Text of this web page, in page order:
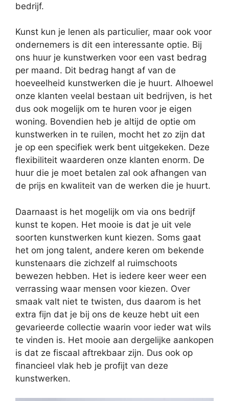
bedrijf.
Kunst kun je lenen als particulier, maar ook voor
ondernemers is dit een interessante optie. Bij
ons huur je kunstwerken voor een vast bedrag
per maand. Dit bedrag hangt af van de
hoeveelheid kunstwerken die je huurt. Alhoewel
onze klanten veelal bestaan uit bedrijven, is het
dus ook mogelijk om te huren voor je eigen
woning. Bovendien heb je altijd de optie om
kunstwerken in te ruilen, mocht het zo zijn dat
je op een specifiek werk bent uitgekeken. Deze
flexibiliteit waarderen onze klanten enorm. De
huur die je moet betalen zal ook afhangen van
de prijs en kwaliteit van de werken die je huurt.
Daarnaast is het mogelijk om via ons bedrijf
kunst te kopen. Het mooie is dat je uit vele
soorten kunstwerken kunt kiezen. Soms gaat
het om jong talent, andere keren om bekende
kunstenaars die zichzelf al ruimschoots
bewezen hebben. Het is iedere keer weer een
verrassing waar mensen voor kiezen. Over
smaak valt niet te twisten, dus daarom is het
extra fijn dat je bij ons de keuze hebt uit een
gevarieerde collectie waarin voor ieder wat wils
te vinden is. Het mooie aan dergelijke aankopen
is dat ze fiscaal aftrekbaar zijn. Dus ook op
financieel vlak heb je profijt van deze
kunstwerken.